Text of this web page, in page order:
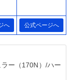
へ 公式ページへ
ー（170N）/ハー